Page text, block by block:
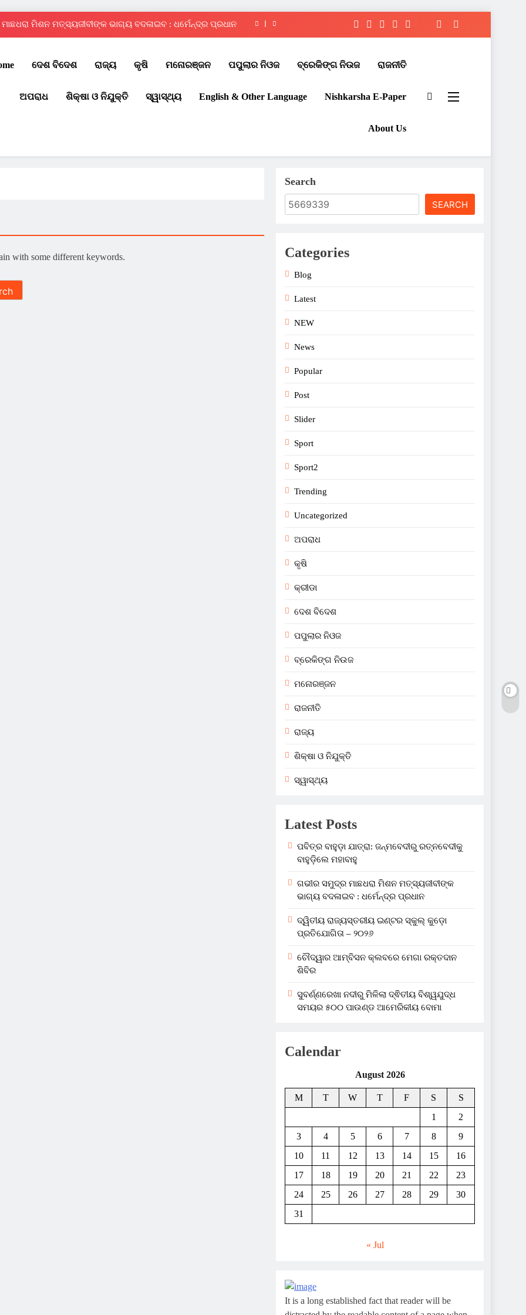
ମିଶନ ମତ୍ସ୍ୟଜୀବୀଙ୍କ ଭାଗ୍ୟ ବଦଳାଇବ : ଧର୍ମେନ୍ଦ୍ର ପ୍ରଧାନ
ଚୌଦ୍ୱାର ଆମ୍ବିସନ କ୍ଲବରେ ମେଗା ରକ୍ତଦାନ ଶିବିର
ପବିତ୍ର ବାହୁଡ଼ା ଯାତ୍ରା: ଜନ୍ମବେଦୀରୁ ରତ୍ନବେଦୀକୁ ବାହୁଡ଼ିଲେ ମହାବାହୁ
ଦେଶ ବିଦେଶ ରାଜ୍ୟ କୃଷି ମନୋରଞ୍ଜନ ପପୁଲାର ନିଓଜ ବ୍ରେକିଙ୍ଗ ନିଉଜ ରାଜନୀତି
ଅପରାଧ ଶିକ୍ଷା ଓ ନିଯୁକ୍ତି ସ୍ୱାସ୍ଥ୍ୟ English & Other Language Nishkarsha E-Paper​
About Us
with some different keywords.
Search
SEARCH
Categories
Blog
Latest
NEW
News
Popular
Post
Slider
Sport
Sport2
Trending
Uncategorized
ଅପରାଧ
କୃଷି
କ୍ରୀଡା
ଦେଶ ବିଦେଶ
ପପୁଲାର ନିଓଜ
ବ୍ରେକିଙ୍ଗ ନିଉଜ
ମନୋରଞ୍ଜନ
ରାଜନୀତି
ରାଜ୍ୟ
ଶିକ୍ଷା ଓ ନିଯୁକ୍ତି
ସ୍ୱାସ୍ଥ୍ୟ
Latest Posts
ପବିତ୍ର ବାହୁଡ଼ା ଯାତ୍ରା: ଜନ୍ମବେଦୀରୁ ରତ୍ନବେଦୀକୁ
ବାହୁଡ଼ିଲେ ମହାବାହୁ
ଗଭୀର ସମୁଦ୍ର ମାଛଧରା ମିଶନ ମତ୍ସ୍ୟଜୀବୀଙ୍କ
ଭାଗ୍ୟ ବଦଳାଇବ : ଧର୍ମେନ୍ଦ୍ର ପ୍ରଧାନ
ଦ୍ୱିତୀୟ ରାଜ୍ୟସ୍ତରୀୟ ଇଣ୍ଟର ସ୍କୁଲ୍ କୁଡ଼ୋ
ପ୍ରତିଯୋଗିତା – ୨୦୨୬
ଚୌଦ୍ୱାର ଆମ୍ବିସନ କ୍ଲବରେ ମେଗା ରକ୍ତଦାନ
ଶିବିର
ସୁବର୍ଣ୍ଣରେଖା ନଦୀରୁ ମିଳିଲା ଦ୍ଵିତୀୟ ବିଶ୍ୱଯୁଦ୍ଧ
ସମୟର ୫୦୦ ପାଉଣ୍ଡ ଆମେରିକୀୟ ବୋମା
Calendar
August 2026
M T W T F S
S
1
2
3
4 5 6 7 8
9
10
11 12 13 14 15
16
17
18 19 20 21 22
23
24
25 26 27 28 29
30
31
« Jul
It is a long established fact that reader will be